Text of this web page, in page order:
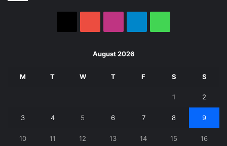
August 2026
M T W T F S S
1 2
3 4 5 6 7 8 9
10 11 12 13 14 15 16